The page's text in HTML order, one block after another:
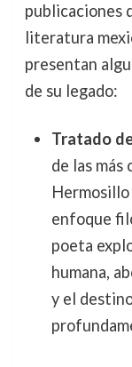
publicaciones
literatura
presentan
de su legado:
Tratado
de las
enfoque
poeta
humana,
y el